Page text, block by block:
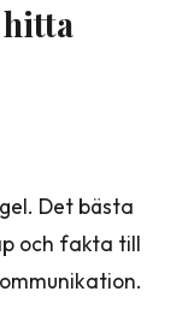
hitta
Det bästa
och fakta till